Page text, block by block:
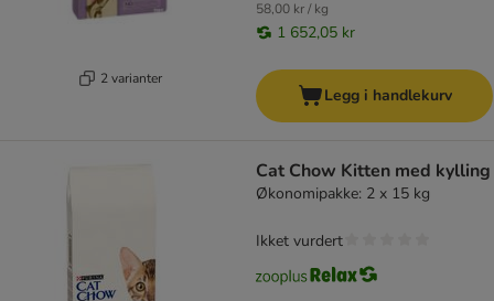
2 varianter
58,00 kr / kg
1 652,05 kr
Legg i handlekurv
Cat Chow Kitten med kylling
Økonomipakke: 2 x 15 kg
Ikket vurdert